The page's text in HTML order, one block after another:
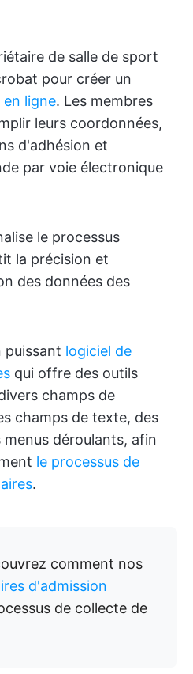
de salle de sport
pour créer un
ligne. Les membres
leurs coordonnées,
d'adhésion et
par voie électronique
le processus
la précision et
des données des
puissant logiciel de
qui offre des outils
champs de
champs de texte, des
déroulants, afin
le processus de
.
comment nos
d'admission
de collecte de